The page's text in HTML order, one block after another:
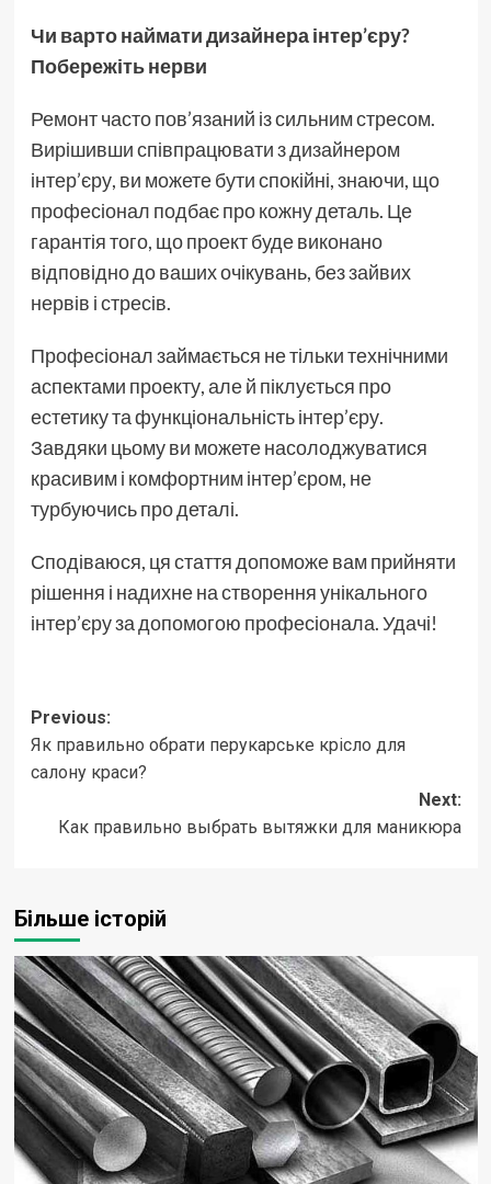
Чи варто наймати дизайнера інтер’єру?
Побережіть нерви
Ремонт часто пов’язаний із сильним стресом.
Вирішивши співпрацювати з дизайнером
інтер’єру, ви можете бути спокійні, знаючи, що
професіонал подбає про кожну деталь. Це
гарантія того, що проект буде виконано
відповідно до ваших очікувань, без зайвих
нервів і стресів.
Професіонал займається не тільки технічними
аспектами проекту, але й піклується про
естетику та функціональність інтер’єру.
Завдяки цьому ви можете насолоджуватися
красивим і комфортним інтер’єром, не
турбуючись про деталі.
Сподіваюся, ця стаття допоможе вам прийняти
рішення і надихне на створення унікального
інтер’єру за допомогою професіонала. Удачі!
Post
navigation
Previous:
Як правильно обрати перукарське крісло для
салону краси?
Next:
Как правильно выбрать вытяжки для маникюра
Більше історій